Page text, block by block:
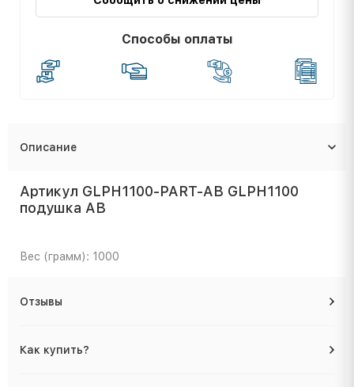
Способы оплаты
Описание
Артикул GLPH1100-PART-AB GLPH1100
подушка AB
Вес (грамм): 1000
Отзывы
Как купить?